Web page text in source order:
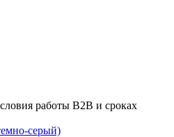
работы В2В и сроках
серый)